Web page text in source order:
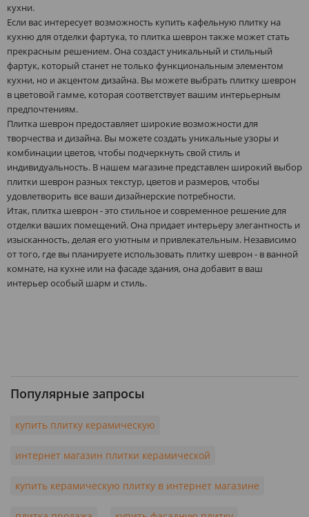
кухни.
Если вас интересует возможность купить кафельную плитку на
кухню для отделки фартука, то плитка шеврон также может стать
прекрасным решением. Она создаст уникальный и стильный
фартук, который станет не только функциональным элементом
кухни, но и акцентом дизайна. Вы можете выбрать плитку шеврон
в цветовой гамме, которая соответствует вашим интерьерным
предпочтениям.
Плитка шеврон предоставляет широкие возможности для
творчества и дизайна. Вы можете создать уникальные узоры и
комбинации цветов, чтобы подчеркнуть свой стиль и
индивидуальность. В нашем магазине представлен широкий выбор
плитки шеврон разных текстур, цветов и размеров, чтобы
удовлетворить все ваши дизайнерские потребности.
Итак, плитка шеврон - это стильное и современное решение для
отделки ваших помещений. Она придает интерьеру элегантность и
изысканность, делая его уютным и привлекательным. Независимо
от того, где вы планируете использовать плитку шеврон - в ванной
комнате, на кухне или на фасаде здания, она добавит в ваш
интерьер особый шарм и стиль.
Популярные запросы
купить плитку керамическую
интернет магазин плитки керамической
купить керамическую плитку в интернет магазине